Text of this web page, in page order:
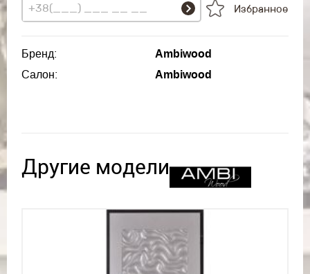
Избранное
Бренд:
Ambiwood
Салон:
Ambiwood
Другие модели